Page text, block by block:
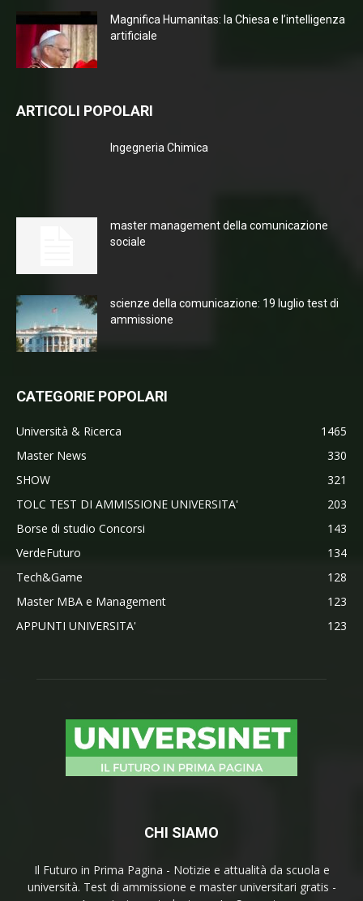
Magnifica Humanitas: la Chiesa e l’intelligenza
artificiale
ARTICOLI POPOLARI
Ingegneria Chimica
master management della comunicazione
sociale
scienze della comunicazione: 19 luglio test di
ammissione
CATEGORIE POPOLARI
Università & Ricerca
1465
Master News
330
SHOW
321
TOLC TEST DI AMMISSIONE UNIVERSITA'
203
Borse di studio Concorsi
143
VerdeFuturo
134
Tech&Game
128
Master MBA e Management
123
APPUNTI UNIVERSITA'
123
CHI SIAMO
Il Futuro in Prima Pagina - Notizie e attualità da scuola e
università. Test di ammissione e master universitari gratis -